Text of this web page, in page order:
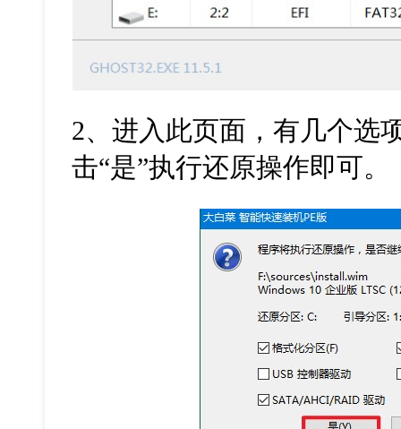
2、进入此页面，有几个选
击“是”执行还原操作即可。